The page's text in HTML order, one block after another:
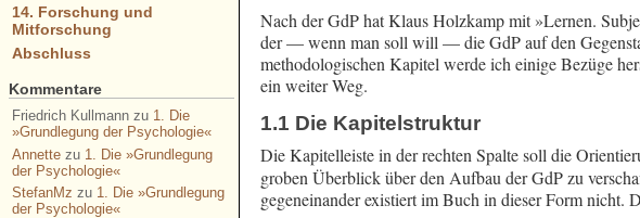
Nach der GdP hat Klaus Holzkamp mit »Lernen.
der — wenn man soll will — die GdP auf den
methodologischen Kapitel werde ich einige Bezüge
ein weiter Weg.
1.1 Die Kapitelstruktur
Die Kapitelleiste in der rechten Spalte soll die
groben Überblick über den Aufbau der GdP zu
gegeneinander existiert im Buch in dieser Form
14. Forschung und
Mitforschung
Abschluss
Kommentare
Friedrich Kullmannzu 1. Die
»Grundlegung der Psychologie«
Annettezu 1. Die »Grundlegung
der Psychologie«
StefanMz zu 1. Die »Grundlegung
der Psychologie«